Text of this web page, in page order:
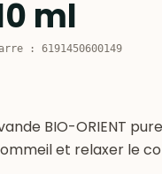
ml
: 6191450600149
BIO-ORIENT
et relaxer le